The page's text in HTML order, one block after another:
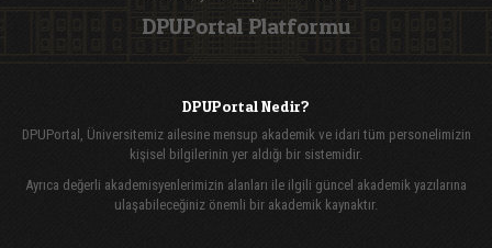
DPUPortal Platformu
DPUPortal Nedir?
DPUPortal, Üniversitemiz ailesine mensup akademik ve idari tüm personelimizin
kişisel bilgilerinin yer aldığı bir sistemidir.
Ayrıca değerli akademisyenlerimizin alanları ile ilgili güncel akademik yazılarına
ulaşabileceğiniz önemli bir akademik kaynaktır.